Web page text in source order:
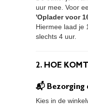
uur mee. Voor
'Oplader voor
Hiermee laad je
slechts 4 uur.
2. HOE
📬 Bezorging
Kies in de